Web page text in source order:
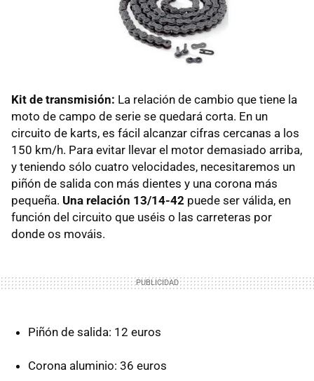
Kit de transmisión: La relación de cambio que tiene la
moto de campo de serie se quedará corta. En un
circuito de karts, es fácil alcanzar cifras cercanas a los
150 km/h. Para evitar llevar el motor demasiado arriba,
y teniendo sólo cuatro velocidades, necesitaremos un
piñón de salida con más dientes y una corona más
pequeña. Una relación 13/14-42 puede ser válida, en
función del circuito que uséis o las carreteras por
donde os mováis.
Piñón de salida: 12 euros
Corona aluminio: 36 euros